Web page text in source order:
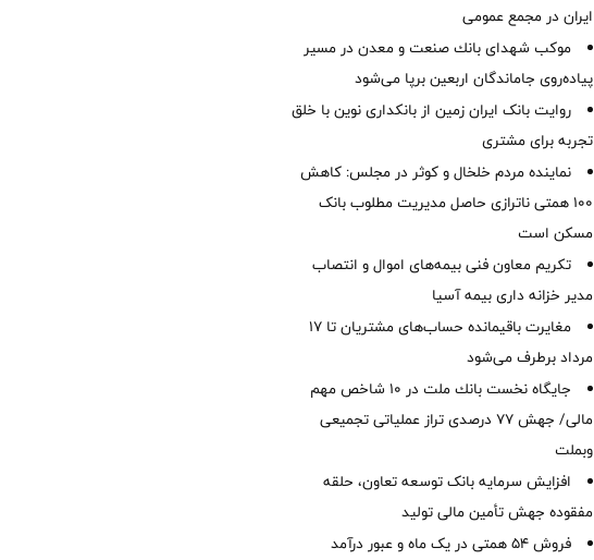
ایران در مجمع عمومی
موكب شهدای بانك صنعت و معدن در مسیر
پیاده‌روی جاماندگان اربعین برپا می‌شود
روایت بانک ایران زمین از بانکداری نوین با خلق
تجربه برای مشتری
نماینده مردم خلخال و کوثر در مجلس: کاهش
۱۰۰ همتی ناترازی حاصل مدیریت مطلوب بانک
مسکن است
تکریم معاون فنی بیمه‌های اموال و انتصاب
مدیر خزانه داری بیمه آسیا
مغایرت‌ باقیمانده حساب‌های مشتریان تا ۱۷
مرداد برطرف می‌شود
جایگاه نخست بانك ملت در 10 شاخص مهم
مالی/ جهش 77 درصدی تراز عملیاتی تجمیعی
وبملت
افزایش سرمایه بانک توسعه تعاون، حلقه
مفقوده جهش تأمین مالی تولید
فروش 54 همتی در یک ماه و عبور درآمد